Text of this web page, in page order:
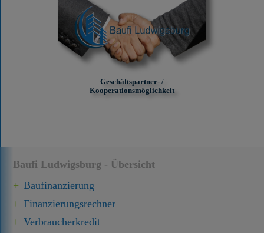
Baufi Ludwigsburg - Übersicht
Baufinanzierung
Finanzierungsrechner
Verbraucherkredit
Geschäftspartner- /
Kooperationsmöglichkeit